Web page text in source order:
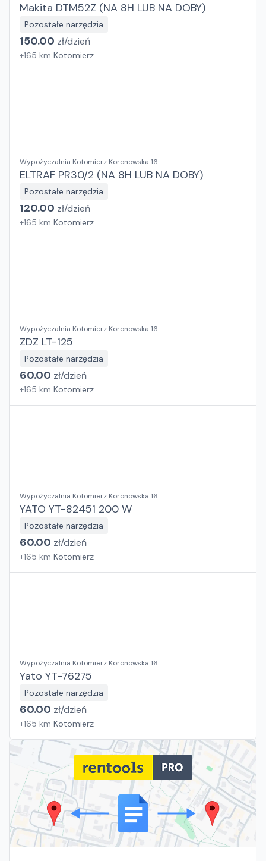
Makita DTM52Z (NA 8H LUB NA DOBY)
Pozostałe narzędzia
150.00 zł/dzień
+165 km Kotomierz
Wypożyczalnia Kotomierz Koronowska 16
ELTRAF PR30/2 (NA 8H LUB NA DOBY)
Pozostałe narzędzia
120.00 zł/dzień
+165 km Kotomierz
Wypożyczalnia Kotomierz Koronowska 16
ZDZ LT-125
Pozostałe narzędzia
60.00 zł/dzień
+165 km Kotomierz
Wypożyczalnia Kotomierz Koronowska 16
YATO YT-82451 200 W
Pozostałe narzędzia
60.00 zł/dzień
+165 km Kotomierz
Wypożyczalnia Kotomierz Koronowska 16
Yato YT-76275
Pozostałe narzędzia
60.00 zł/dzień
+165 km Kotomierz